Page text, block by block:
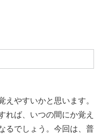
えやすいかと思います。
れば、いつの間にか覚え
るでしょう。今回は、普